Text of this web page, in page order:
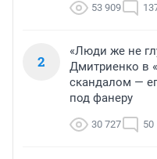
53 909
2
«Люди же не
Дмитриенко в
скандалом —
под фанеру
30 727 50